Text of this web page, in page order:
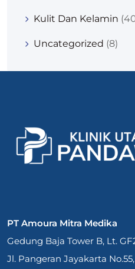
Kulit Dan Kelamin
Uncategorized (8)
PT Amoura Mitra Medika
Gedung Baja Tower B, Lt.
Jl. Pangeran Jayakarta